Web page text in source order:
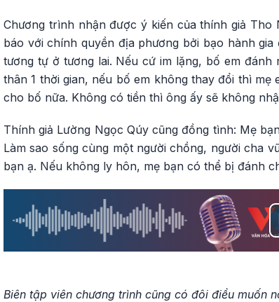
Chương trình nhận được ý kiến của thính giả
báo với chính quyền địa phương bởi bạo hành
tương tự ở tương lai. Nếu cứ im lặng, bố em
thân 1 thời gian, nếu bố em không thay đổi thì
cho bố nữa. Không có tiền thì ông ấy sẽ không
Thính giả Lường Ngọc Qúy cũng đồng tình: Mẹ
Làm sao sống cùng một người chồng, người cha
bạn ạ. Nếu không ly hôn, mẹ bạn có thể bị đánh
Biên tập viên chương trình cũng có đôi điều muốn